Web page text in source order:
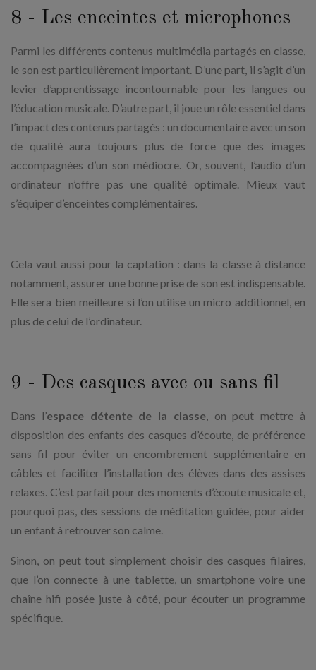
8 - Les enceintes et microphones
Parmi les différents contenus multimédia partagés en classe,
le son est particulièrement important. D’une part, il s’agit d’un
levier d’apprentissage incontournable pour les langues ou
l’éducation musicale. D’autre part, il joue un rôle essentiel dans
l’impact des contenus partagés : un documentaire avec un son
de qualité aura toujours plus de force que des images
accompagnées d’un son médiocre. Or, souvent, l’audio d’un
ordinateur n’offre pas une qualité optimale. Mieux vaut
s’équiper d’enceintes complémentaires.
Cela vaut aussi pour la captation : dans la classe à distance
notamment, assurer une bonne prise de son est indispensable.
Elle sera bien meilleure si l’on utilise un micro additionnel, en
plus de celui de l’ordinateur.
9 - Des casques avec ou sans fil
Dans l’espace détente de la classe, on peut mettre à
disposition des enfants des casques d’écoute, de préférence
sans fil pour éviter un encombrement supplémentaire en
câbles et faciliter l’installation des élèves dans des assises
relaxes. C’est parfait pour des moments d’écoute musicale et,
pourquoi pas, des sessions de méditation guidée, pour aider
un enfant à retrouver son calme.
Sinon, on peut tout simplement choisir des casques filaires,
que l’on connecte à une tablette, un smartphone voire une
chaîne hifi posée juste à côté, pour écouter un programme
spécifique.